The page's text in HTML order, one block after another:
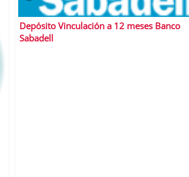
Depósito Vinculación a 12 meses Banco
Sabadell